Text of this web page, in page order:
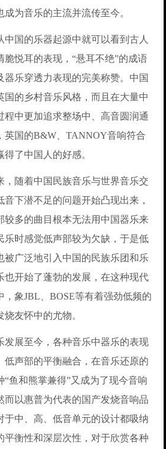
为音乐的主流并流传至今。
国的乐器起源中就可以看到古人
脆悦耳的表现，“悬耳不绝”的成语
器乐穿透力表现的完美称赞。中国
国的乡村音乐风格，而且在大量中
程中更加追求整场中、高音圆润通
英国的B&W、TANNOY音响符合
了中国人的好感。
随着中国民族音乐与世界音乐交
下潜不足的问题开始凸现出来，
较多的曲目根本无法用中国器乐来
乐时感觉低声部较为欠缺，于是低
被广泛地引入中国的民族乐团和乐
也开始了蓬勃的发展，在这种现代
，象JBL、BOSE等有着强劲低频的
友怀中的尤物。
展至今，各种音乐中器乐的表现
低声部的平衡融合，在音乐还原的
“鱼和熊掌兼得”又成为了现今音响
而以惠普为代表的国产发烧音响品
于中、高、低音单元的设计都吸纳
平衡性和深层次性，对于欣赏各种